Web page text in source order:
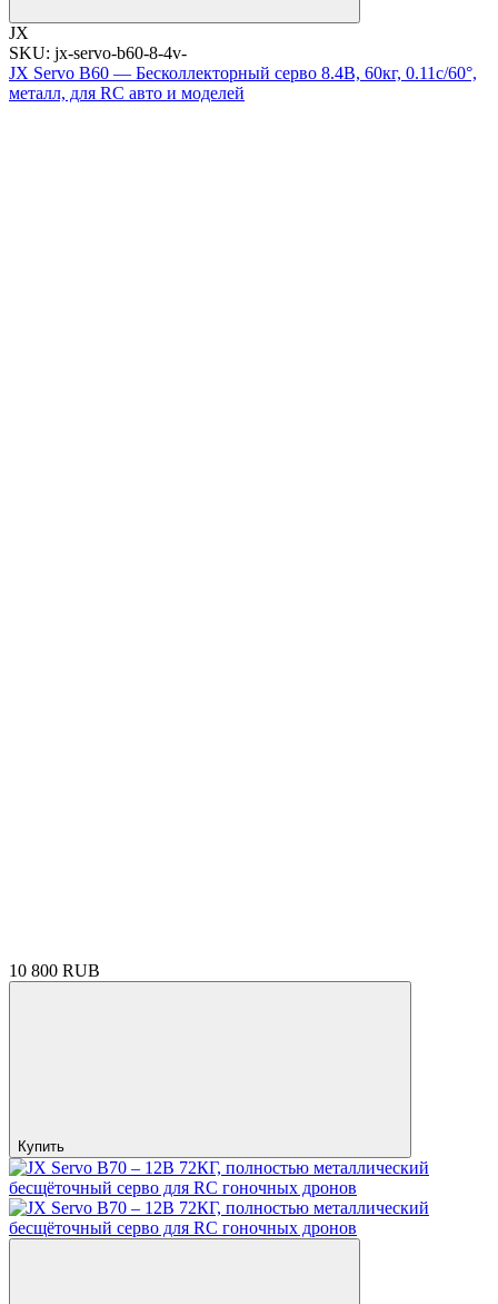
JX
SKU: jx-servo-b60-8-4v-
JX Servo B60 — Бесколлекторный серво 8.4В, 60кг, 0.11с/60°,
металл, для RC авто и моделей
10 800 RUB
Купить